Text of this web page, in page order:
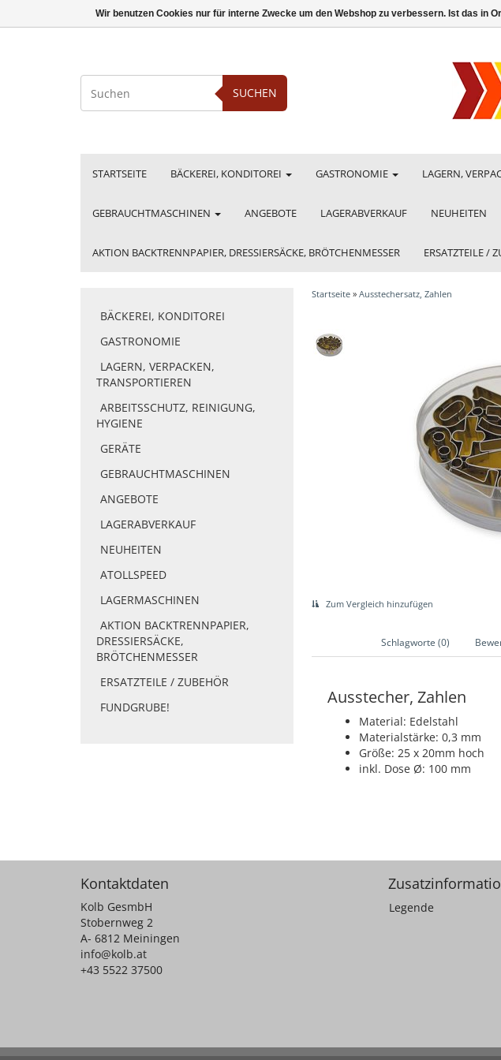
SUCHEN
STARTSEITE BÄCKEREI, KONDITOREI GASTRONOMIE LAGERN,
GEBRAUCHTMASCHINEN ANGEBOTE LAGERABVERKAUF NEUHEITEN
AKTION BACKTRENNPAPIER, DRESSIERSÄCKE, BRÖTCHENMESSER ERSATZTEILE /
BÄCKEREI, KONDITOREI
GASTRONOMIE
LAGERN, VERPACKEN,
TRANSPORTIEREN
ARBEITSSCHUTZ, REINIGUNG,
HYGIENE
GERÄTE
GEBRAUCHTMASCHINEN
ANGEBOTE
LAGERABVERKAUF
NEUHEITEN
ATOLLSPEED
LAGERMASCHINEN
AKTION BACKTRENNPAPIER,
DRESSIERSÄCKE,
BRÖTCHENMESSER
ERSATZTEILE / ZUBEHÖR
FUNDGRUBE!
Startseite» Ausstechersatz, Zahlen
Zum Vergleich hinzufügen
Schlagworte (0)
Ausstecher, Zahlen
Material: Edelstahl
Materialstärke: 0,3 mm
Größe: 25 x 20mm hoch
inkl. Dose Ø: 100 mm
Kontaktdaten
Kolb GesmbH
Stobernweg 2
A- 6812 Meiningen
info@kolb.at
+43 5522 37500
Legende
Wir benutzen Cookies nur für interne Zwecke um den Webshop zu verbessern. Ist das in